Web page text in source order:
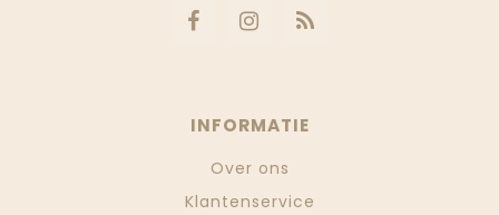
INFORMATIE
Over ons
Klantenservice